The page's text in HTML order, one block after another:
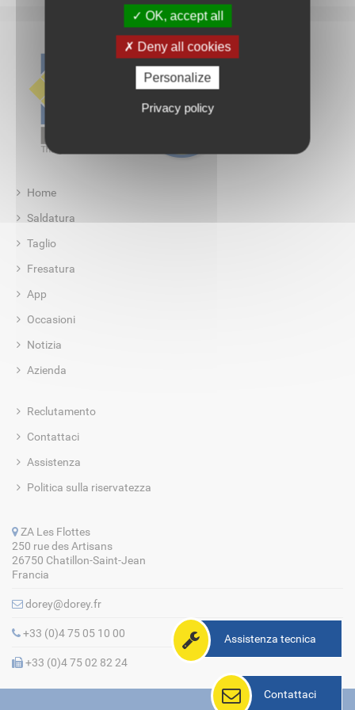
Home
Saldatura
Taglio
Fresatura
App
Occasioni
Notizia
Azienda
Reclutamento
Contattaci
Assistenza
Politica sulla riservatezza
ZA Les Flottes
250 rue des Artisans
26750 Chatillon-Saint-Jean
Francia
dorey@dorey.fr
+33 (0)4 75 05 10 00
+33 (0)4 75 02 82 24
Contattaci
Assistenza tecnica
OK, accept all
Deny all cookies
Personalize
Privacy policy